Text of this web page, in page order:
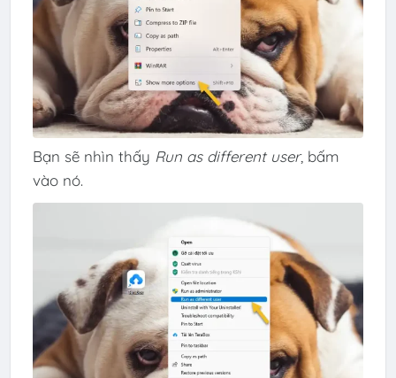
Bạn sẽ nhìn thấy Run as different user, bấm
vào nó.